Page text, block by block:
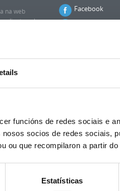
funcións de redes sociais e
socios de redes sociais,
ou que recompilaron a partir
Estatísticas
na web
unha
Facebook